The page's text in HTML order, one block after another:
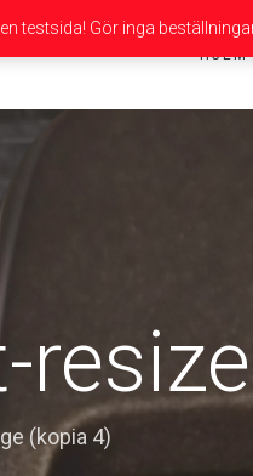
HJEM
(kopia 4)
testsida! Gör inga